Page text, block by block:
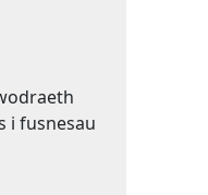
i fusnesau